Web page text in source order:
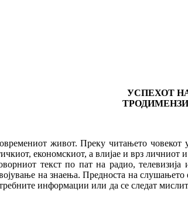
УСПЕХОТ
живот. Преку читањето човекот
економскиот, а влијае и врз
текст по пат на радио,
на знаења. Предноста на
информации или да се следат